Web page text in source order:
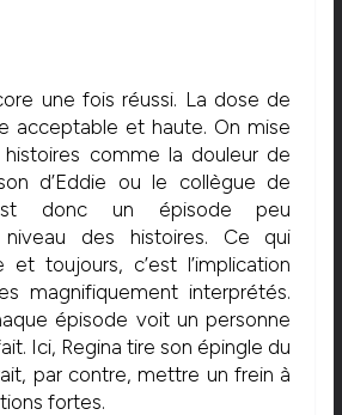
une fois réussi. La dose de
acceptable et haute. On mise
comme la douleur de
d’Eddie ou le collègue de
donc un épisode peu
des histoires. Ce qui
et toujours, c’est l’implication
magnifiquement interprétés.
épisode voit un personne
Ici, Regina tire son épingle du
par contre, mettre un frein à
fortes.